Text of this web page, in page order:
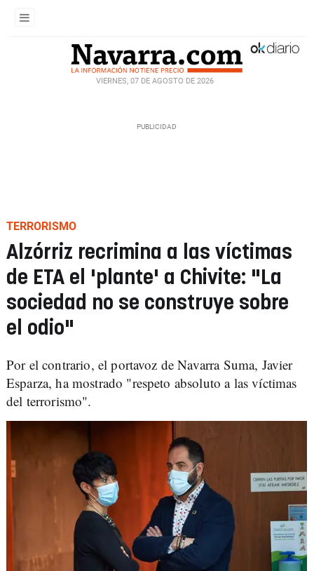
VIERNES, 07 DE AGOSTO DE 2026
TERRORISMO
Alzórriz recrimina a las víctimas
de ETA el 'plante' a Chivite: "La
sociedad no se construye sobre
el odio"
Por el contrario, el portavoz de Navarra Suma, Javier
Esparza, ha mostrado "respeto absoluto a las víctimas
del terrorismo".